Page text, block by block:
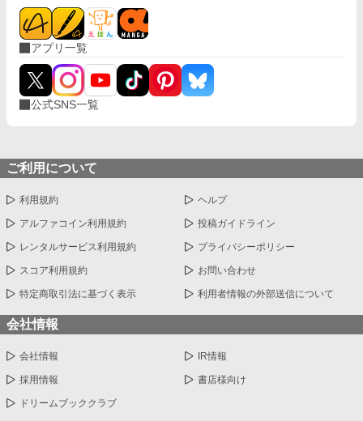
アプリ一覧
公式SNS一覧
ご利用について
利用規約 ヘルプ
アルファコイン利用規約 投稿ガイドライン
レンタルサービス利用規約 プライバシーポリシー
スコア利用規約 お問い合わせ
特定商取引法に基づく表示 利用者情報の外部送信について
会社情報
会社情報 IR情報
採用情報 書店様向け
ドリームブッククラブ